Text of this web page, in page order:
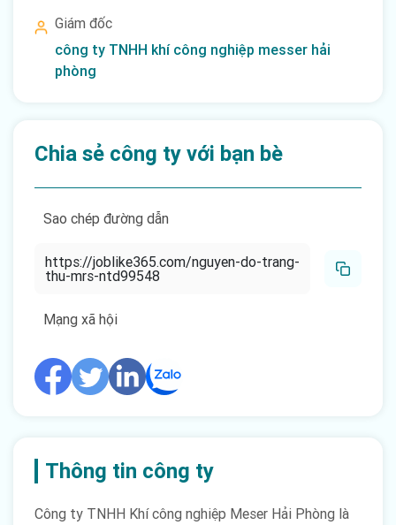
Thông tin công ty
Công ty TNHH Khí công nghiệp Meser Hải Phòng là
Giám đốc
công ty TNHH khí công nghiệp messer hải
phòng
Chia sẻ công ty với bạn bè
Sao chép đường dẫn
https://joblike365.com/nguyen-do-trang-
thu-mrs-ntd99548
Mạng xã hội